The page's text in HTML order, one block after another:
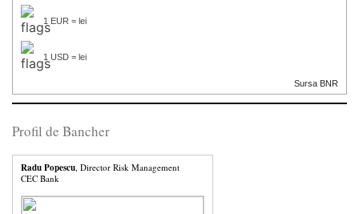
1 EUR = lei
1 USD = lei
Sursa BNR
Profil de Bancher
Radu Popescu, Director Risk Management
CEC Bank